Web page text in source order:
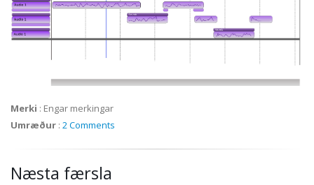
Merki : Engar merkingar
Umræður : 2 Comments
Næsta færsla